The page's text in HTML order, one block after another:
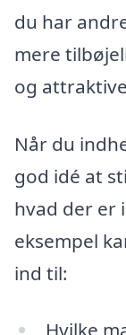
du har
mere
og
Når du
god idé at
hvad der er
eksempel
ind til: